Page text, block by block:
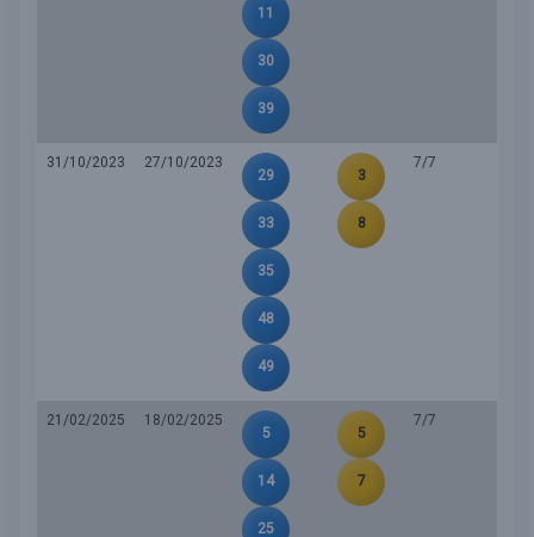
11
30
39
31/10/2023
27/10/2023
29
33
35
48
49
3
8
7/7
21/02/2025
18/02/2025
5
14
25
5
7
7/7